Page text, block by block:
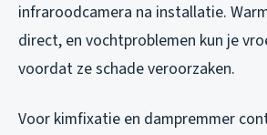
infraroodcamera na installatie.
direct, en vochtproblemen kun je
voordat ze schade veroorzaken.
Voor kimfixatie en dampremmer